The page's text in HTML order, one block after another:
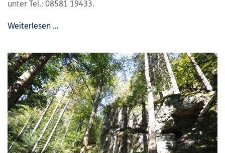
unter Tel.: 08581 19433.
Weiterlesen …